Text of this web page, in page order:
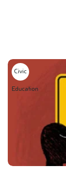
Civic
Education